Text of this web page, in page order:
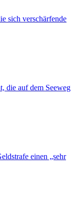
sich verschärfende
die auf dem Seeweg
einen „sehr